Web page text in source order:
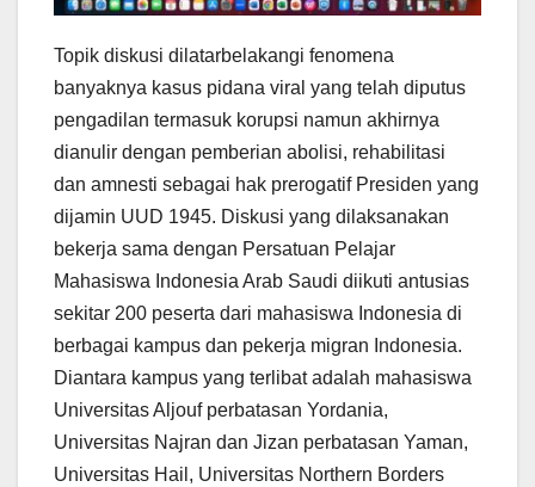
Topik diskusi dilatarbelakangi fenomena
banyaknya kasus pidana viral yang telah diputus
pengadilan termasuk korupsi namun akhirnya
dianulir dengan pemberian abolisi, rehabilitasi
dan amnesti sebagai hak prerogatif Presiden yang
dijamin UUD 1945. Diskusi yang dilaksanakan
bekerja sama dengan Persatuan Pelajar
Mahasiswa Indonesia Arab Saudi diikuti antusias
sekitar 200 peserta dari mahasiswa Indonesia di
berbagai kampus dan pekerja migran Indonesia.
Diantara kampus yang terlibat adalah mahasiswa
Universitas Aljouf perbatasan Yordania,
Universitas Najran dan Jizan perbatasan Yaman,
Universitas Hail, Universitas Northern Borders